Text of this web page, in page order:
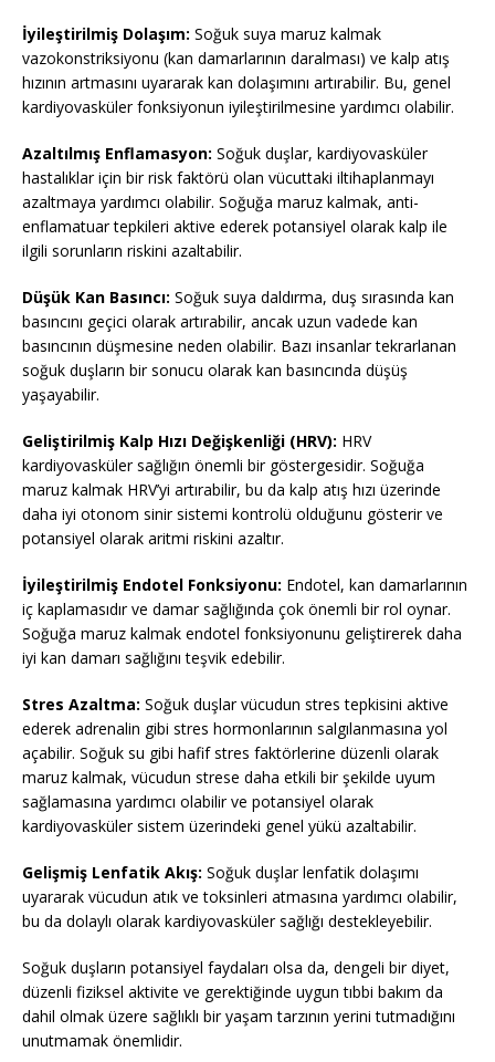
İyileştirilmiş Dolaşım: Soğuk suya maruz kalmak
vazokonstriksiyonu (kan damarlarının daralması) ve kalp atış
hızının artmasını uyararak kan dolaşımını artırabilir. Bu, genel
kardiyovasküler fonksiyonun iyileştirilmesine yardımcı olabilir.
Azaltılmış Enflamasyon: Soğuk duşlar, kardiyovasküler
hastalıklar için bir risk faktörü olan vücuttaki iltihaplanmayı
azaltmaya yardımcı olabilir. Soğuğa maruz kalmak, anti-
enflamatuar tepkileri aktive ederek potansiyel olarak kalp ile
ilgili sorunların riskini azaltabilir.
Düşük Kan Basıncı: Soğuk suya daldırma, duş sırasında kan
basıncını geçici olarak artırabilir, ancak uzun vadede kan
basıncının düşmesine neden olabilir. Bazı insanlar tekrarlanan
soğuk duşların bir sonucu olarak kan basıncında düşüş
yaşayabilir.
Geliştirilmiş Kalp Hızı Değişkenliği (HRV): HRV
kardiyovasküler sağlığın önemli bir göstergesidir. Soğuğa
maruz kalmak HRV’yi artırabilir, bu da kalp atış hızı üzerinde
daha iyi otonom sinir sistemi kontrolü olduğunu gösterir ve
potansiyel olarak aritmi riskini azaltır.
İyileştirilmiş Endotel Fonksiyonu: Endotel, kan damarlarının
iç kaplamasıdır ve damar sağlığında çok önemli bir rol oynar.
Soğuğa maruz kalmak endotel fonksiyonunu geliştirerek daha
iyi kan damarı sağlığını teşvik edebilir.
Stres Azaltma: Soğuk duşlar vücudun stres tepkisini aktive
ederek adrenalin gibi stres hormonlarının salgılanmasına yol
açabilir. Soğuk su gibi hafif stres faktörlerine düzenli olarak
maruz kalmak, vücudun strese daha etkili bir şekilde uyum
sağlamasına yardımcı olabilir ve potansiyel olarak
kardiyovasküler sistem üzerindeki genel yükü azaltabilir.
Gelişmiş Lenfatik Akış: Soğuk duşlar lenfatik dolaşımı
uyararak vücudun atık ve toksinleri atmasına yardımcı olabilir,
bu da dolaylı olarak kardiyovasküler sağlığı destekleyebilir.
Soğuk duşların potansiyel faydaları olsa da, dengeli bir diyet,
düzenli fiziksel aktivite ve gerektiğinde uygun tıbbi bakım da
dahil olmak üzere sağlıklı bir yaşam tarzının yerini tutmadığını
unutmamak önemlidir.